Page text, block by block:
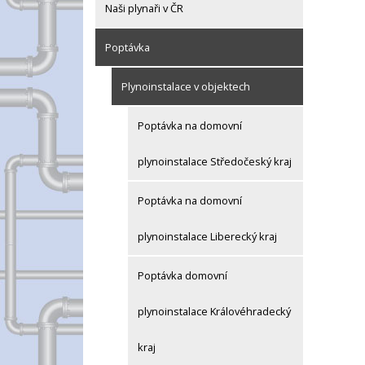
Naši plynaři v ČR
Poptávka
Plynoinstalace v objektech
Poptávka na domovní
plynoinstalace Středočeský kraj
Poptávka na domovní
plynoinstalace Liberecký kraj
Poptávka domovní
plynoinstalace Královéhradecký
kraj